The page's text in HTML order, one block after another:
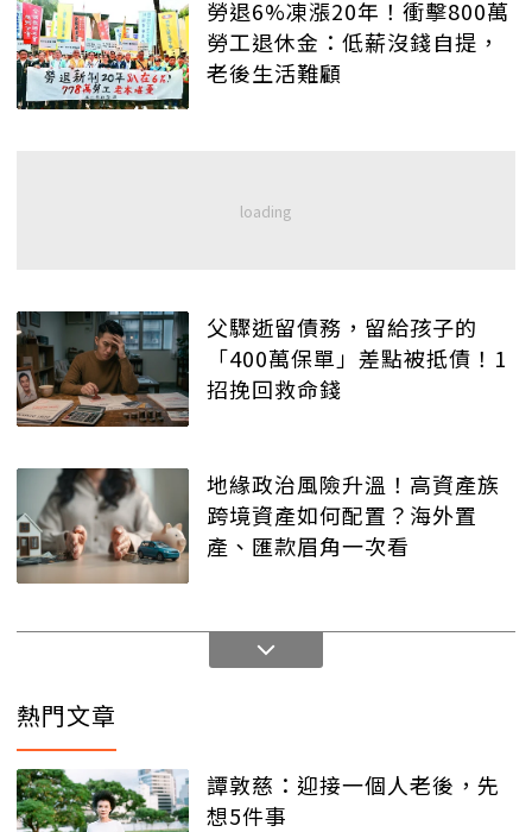
勞退6%凍漲20年！衝擊800萬
勞工退休金：低薪沒錢自提，
老後生活難顧
父驟逝留債務，留給孩子的
「400萬保單」差點被抵債！1
招挽回救命錢
地緣政治風險升溫！高資產族
跨境資產如何配置？海外置
產、匯款眉角一次看
熱門文章
譚敦慈：迎接一個人老後，先
想5件事